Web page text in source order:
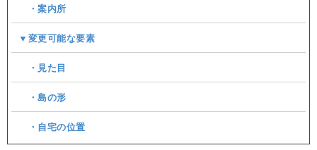
・案内所
▼変更可能な要素
・見た目
・島の形
・自宅の位置